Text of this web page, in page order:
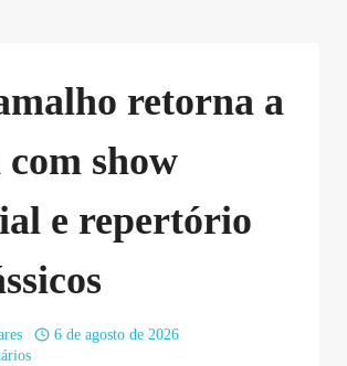
retorna a
show
e repertório
6 de agosto de 2026